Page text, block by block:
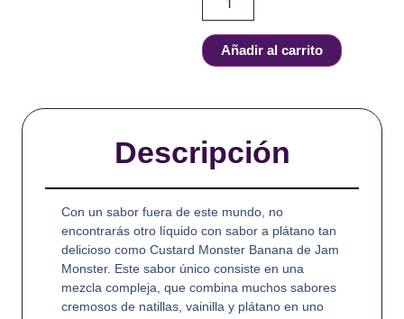
ml
cantidad
Añadir al carrito
Descripción
Con un sabor fuera de este mundo, no
encontrarás otro líquido con sabor a plátano tan
delicioso como Custard Monster Banana de Jam
Monster. Este sabor único consiste en una
mezcla compleja, que combina muchos sabores
cremosos de natillas, vainilla y plátano en uno